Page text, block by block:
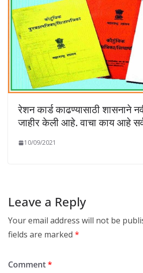
रेशन कार्ड काढण्यासाठी शासनाने
जाहीर केली आहे. वाचा काय आहे
10/09/2021
Leave a Reply
Your email address will not be
fields are marked *
Comment*